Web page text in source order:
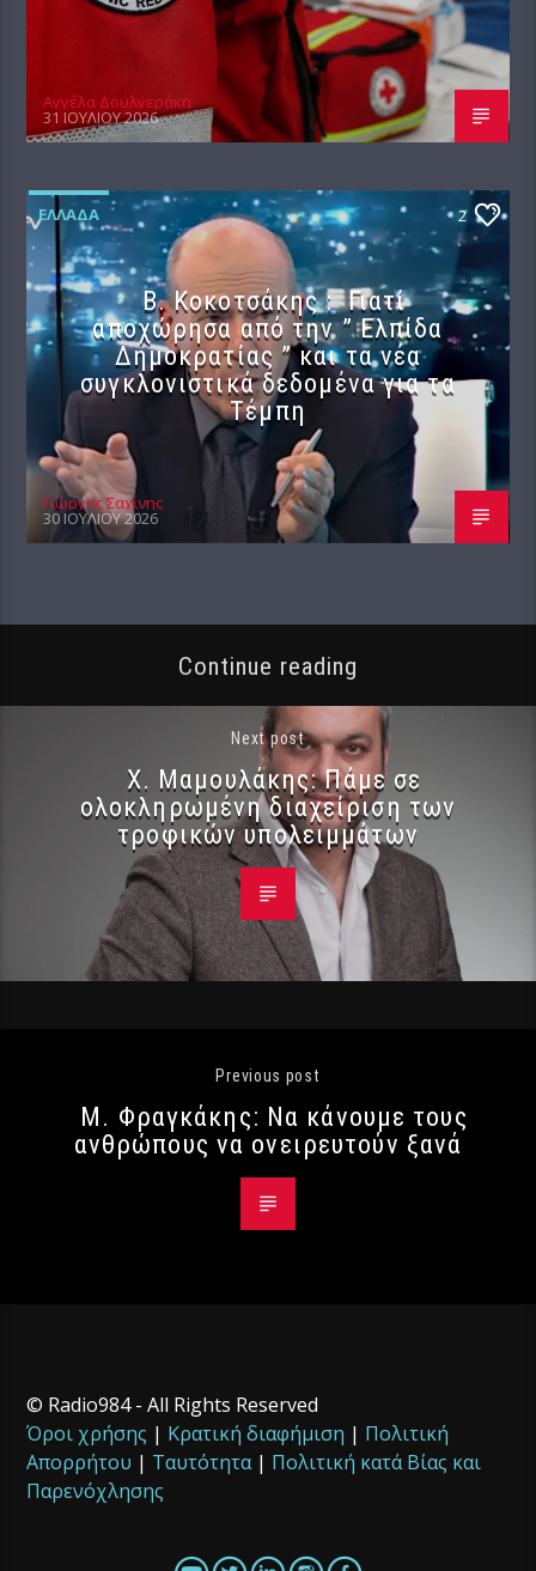
Αγγέλα Δουλγεράκη
31 ΙΟΥΛΊΟΥ 2026
ΕΛΛΆΔΑ 2
Β. Κοκοτσάκης : Γιατί
αποχώρησα από την ” Ελπίδα
Δημοκρατίας ” και τα νέα
συγκλονιστικά δεδομένα για τα
Τέμπη
Γιώργος Σαχίνης
30 ΙΟΥΛΊΟΥ 2026
Continue reading
Next post
Χ. Μαμουλάκης: Πάμε σε
ολοκληρωμένη διαχείριση των
τροφικών υπολειμμάτων
Previous post
Μ. Φραγκάκης: Να κάνουμε τους
ανθρώπους να ονειρευτούν ξανά
© Radio984 - All Rights Reserved
Όροι χρήσης | Κρατική διαφήμιση | Πολιτική
Απορρήτου | Ταυτότητα| Πολιτική κατά Βίας και
Παρενόχλησης